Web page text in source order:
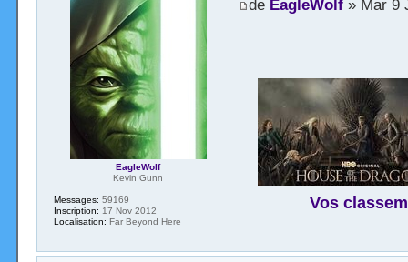
de EagleWolf» Mar 9
Vos
EagleWolf
Kevin Gunn
Messages: 59169
Inscription: 17 Nov 2012
Localisation: Far Beyond Here